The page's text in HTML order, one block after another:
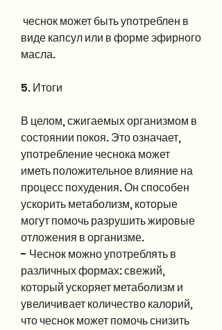
виде капсул или в форме эфирного
масла.
5. Итоги
В целом, сжигаемых организмом в
состоянии покоя. Это означает,
употребление чеснока может
иметь положительное влияние на
процесс похудения. Он способен
ускорить метаболизм, которые
могут помочь разрушить жировые
отложения в организме.
- Чеснок можно употреблять в
различных формах: свежий,
который ускоряет метаболизм и
увеличивает количество калорий,
что чеснок может помочь снизить